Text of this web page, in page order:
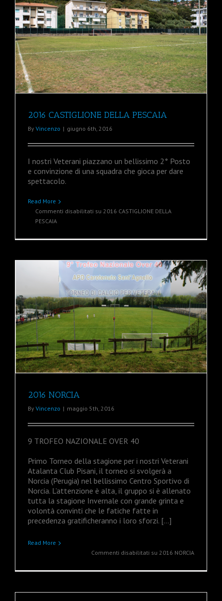
2016 CASTIGLIONE DELLA PESCAIA
By Vincenzo | giugno 6th, 2016
I nostri Veterani piazzano un bellissimo 2° Posto
e convinzione di una squadra che gioca per dare
spettacolo.
Read More
Commenti disabilitati su 2016 CASTIGLIONE DELLA
PESCAIA
2016 NORCIA
By Vincenzo | maggio 5th, 2016
9 TROFEO NAZIONALE OVER 40
Primo Torneo della stagione per i nostri Veterani
Atalanta Club Pisani, il torneo si svolgerà a
Norcia (Perugia) nel bellissimo Centro Sportivo di
Norcia. L’attenzione è alta, il gruppo si è allenato
tutta la stagione Invernale con grande grinta e
volontà convinti che le fatiche fatte in
precedenza gratificheranno i loro sforzi. […]
Read More
Commenti disabilitati su 2016 NORCIA